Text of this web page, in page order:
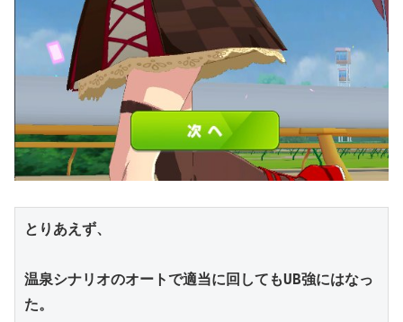
とりあえず、
温泉シナリオのオートで適当に回してもUB強にはなっ
た。